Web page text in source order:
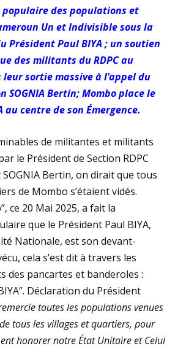
populaire des populations et
Un et Indivisible sous la
Président Paul BIYA ; un soutien
des militants du RDPC au
sortie massive à l’appel du
SOGNIA Bertin; Mombo place le
au centre de son Émergence.
de militantes et militants
le Président de Section RDPC
Bertin, on dirait que tous
de Mombo s’étaient vidés.
ce 20 Mai 2025, a fait la
que le Président Paul BIYA,
Nationale, est son devant-
cela s’est dit à travers les
des pancartes et banderoles :
Déclaration du Président
toutes les populations venues
tous les villages et quartiers, pour
honorer notre État Unitaire et Celui